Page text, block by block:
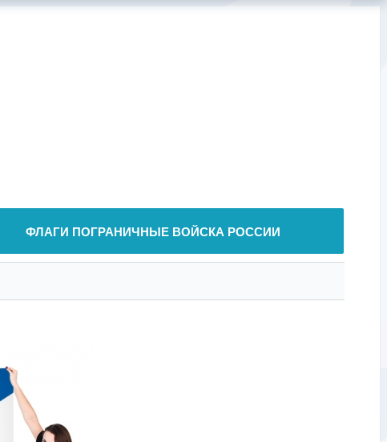
ФЛАГИ ПОГРАНИЧНЫЕ ВОЙСКА РОССИИ